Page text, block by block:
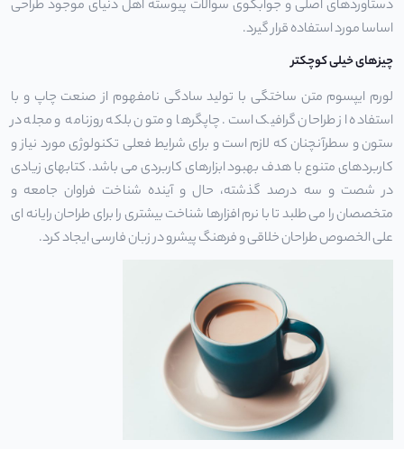
دستاوردهای اصلی و جوابگوی سوالات پیوسته اهل دنیای موجود طراحی
اساسا مورد استفاده قرار گیرد.
چیزهای خیلی کوچکتر
لورم ایپسوم متن ساختگی با تولید سادگی نامفهوم از صنعت چاپ و با
استفاده از طراحان گرافیک است. چاپگرها و متون بلکه روزنامه و مجله در
ستون و سطرآنچنان که لازم است و برای شرایط فعلی تکنولوژی مورد نیاز و
کاربردهای متنوع با هدف بهبود ابزارهای کاربردی می باشد. کتابهای زیادی
در شصت و سه درصد گذشته، حال و آینده شناخت فراوان جامعه و
متخصصان را می طلبد تا با نرم افزارها شناخت بیشتری را برای طراحان رایانه ای
علی الخصوص طراحان خلاقی و فرهنگ پیشرو در زبان فارسی ایجاد کرد.